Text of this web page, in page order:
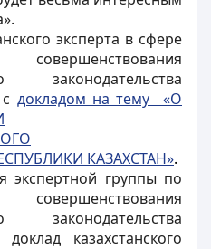
эксперта в сфере
законодательства
с докладом на тему «О
КАЗАХСТАН».
экспертной группы по
законодательства
казахстанского